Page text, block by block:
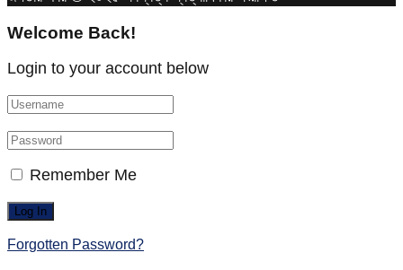
Welcome Back!
Login to your account below
Remember Me
Forgotten Password?